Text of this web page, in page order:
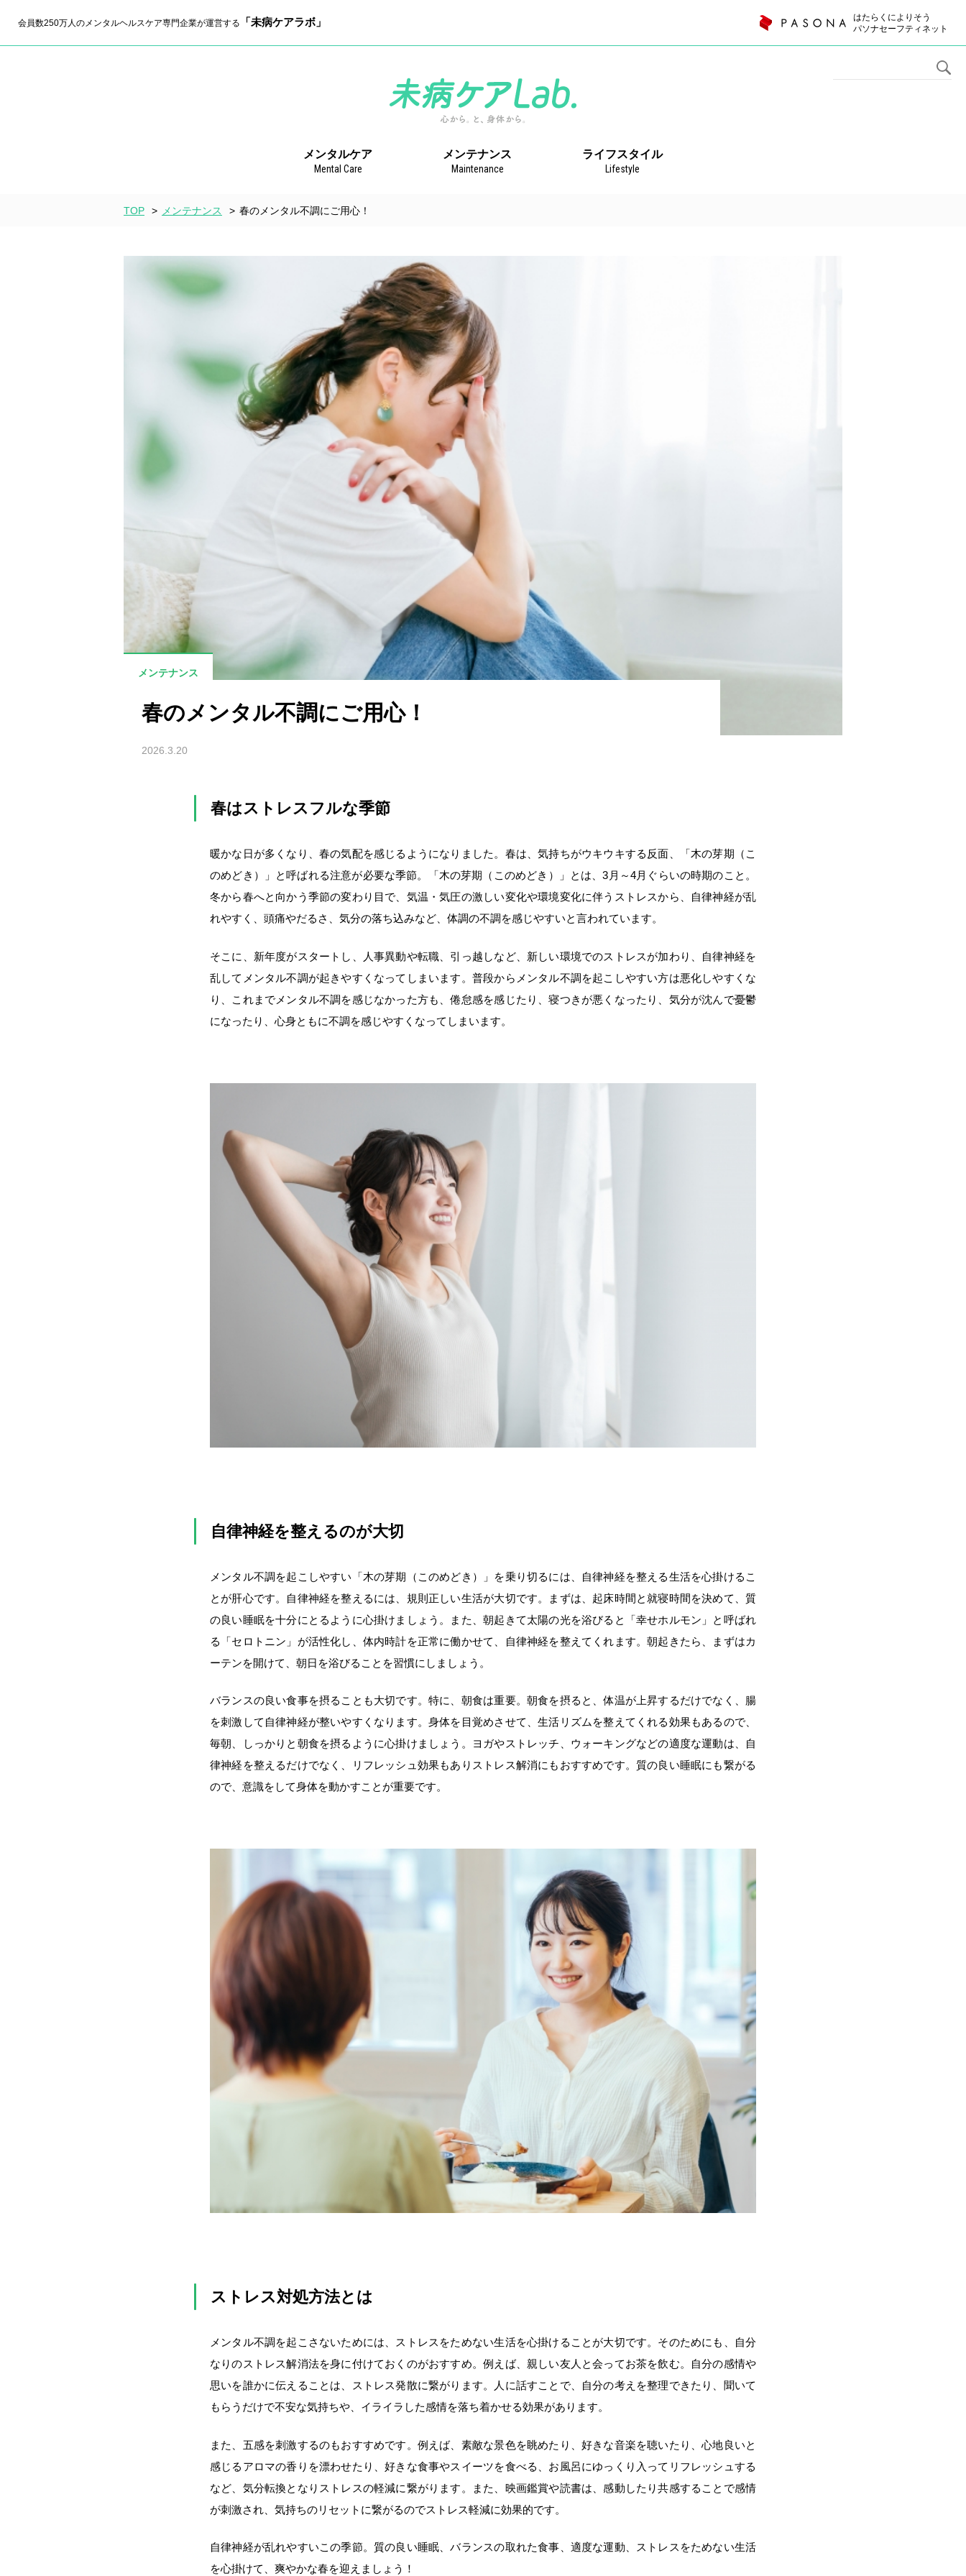
会員数250万人のメンタルヘルスケア専門企業が運営する 「未病ケアラボ」
はたらくによりそう
パソナセーフティネット
メンタルケア
Mental Care
メンテナンス
Maintenance
ライフスタイル
Lifestyle
TOP > メンテナンス > 春のメンタル不調にご用心！
メンテナンス
春のメンタル不調にご用心！
2026.3.20
春はストレスフルな季節
暖かな日が多くなり、春の気配を感じるようになりました。春は、気持ちがウキウキする反面、「木の芽期（こ
のめどき）」と呼ばれる注意が必要な季節。「木の芽期（このめどき）」とは、3月～4月ぐらいの時期のこと。
冬から春へと向かう季節の変わり目で、気温・気圧の激しい変化や環境変化に伴うストレスから、自律神経が乱
れやすく、頭痛やだるさ、気分の落ち込みなど、体調の不調を感じやすいと言われています。
そこに、新年度がスタートし、人事異動や転職、引っ越しなど、新しい環境でのストレスが加わり、自律神経を
乱してメンタル不調が起きやすくなってしまいます。普段からメンタル不調を起こしやすい方は悪化しやすくな
り、これまでメンタル不調を感じなかった方も、倦怠感を感じたり、寝つきが悪くなったり、気分が沈んで憂鬱
になったり、心身ともに不調を感じやすくなってしまいます。
自律神経を整えるのが大切
メンタル不調を起こしやすい「木の芽期（このめどき）」を乗り切るには、自律神経を整える生活を心掛けるこ
とが肝心です。自律神経を整えるには、規則正しい生活が大切です。まずは、起床時間と就寝時間を決めて、質
の良い睡眠を十分にとるように心掛けましょう。また、朝起きて太陽の光を浴びると「幸せホルモン」と呼ばれ
る「セロトニン」が活性化し、体内時計を正常に働かせて、自律神経を整えてくれます。朝起きたら、まずはカ
ーテンを開けて、朝日を浴びることを習慣にしましょう。
バランスの良い食事を摂ることも大切です。特に、朝食は重要。朝食を摂ると、体温が上昇するだけでなく、腸
を刺激して自律神経が整いやすくなります。身体を目覚めさせて、生活リズムを整えてくれる効果もあるので、
毎朝、しっかりと朝食を摂るように心掛けましょう。ヨガやストレッチ、ウォーキングなどの適度な運動は、自
律神経を整えるだけでなく、リフレッシュ効果もありストレス解消にもおすすめです。質の良い睡眠にも繋がる
ので、意識をして身体を動かすことが重要です。
ストレス対処方法とは
メンタル不調を起こさないためには、ストレスをためない生活を心掛けることが大切です。そのためにも、自分
なりのストレス解消法を身に付けておくのがおすすめ。例えば、親しい友人と会ってお茶を飲む。自分の感情や
思いを誰かに伝えることは、ストレス発散に繋がります。人に話すことで、自分の考えを整理できたり、聞いて
もらうだけで不安な気持ちや、イライラした感情を落ち着かせる効果があります。
また、五感を刺激するのもおすすめです。例えば、素敵な景色を眺めたり、好きな音楽を聴いたり、心地良いと
感じるアロマの香りを漂わせたり、好きな食事やスイーツを食べる、お風呂にゆっくり入ってリフレッシュする
など、気分転換となりストレスの軽減に繋がります。また、映画鑑賞や読書は、感動したり共感することで感情
が刺激され、気持ちのリセットに繋がるのでストレス軽減に効果的です。
自律神経が乱れやすいこの季節。質の良い睡眠、バランスの取れた食事、適度な運動、ストレスをためない生活
を心掛けて、爽やかな春を迎えましょう！